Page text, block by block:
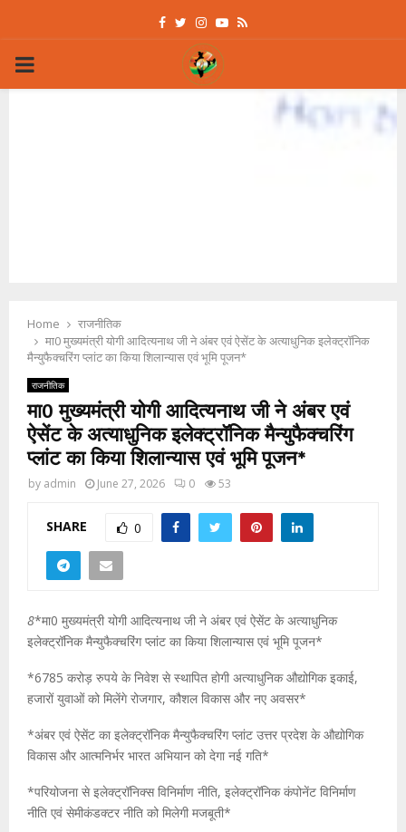
Facebook
Twitter
Instagram
Youtube
Rss
PRIMARY
Home
राजनीतिक
मा0 मुख्यमंत्री योगी आदित्यनाथ जी ने अंबर एवं ऐसेंट के अत्याधुनिक इलेक्ट्रॉनिक
मैन्युफैक्चरिंग प्लांट का किया शिलान्यास एवं भूमि पूजन*
राजनीतिक
मा0 मुख्यमंत्री योगी आदित्यनाथ जी ने अंबर एवं
ऐसेंट के अत्याधुनिक इलेक्ट्रॉनिक मैन्युफैक्चरिंग
प्लांट का किया शिलान्यास एवं भूमि पूजन*
by admin June 27, 2026 0 53
SHARE 0
8*मा0 मुख्यमंत्री योगी आदित्यनाथ जी ने अंबर एवं ऐसेंट के अत्याधुनिक
इलेक्ट्रॉनिक मैन्युफैक्चरिंग प्लांट का किया शिलान्यास एवं भूमि पूजन*
*6785 करोड़ रुपये के निवेश से स्थापित होगी अत्याधुनिक औद्योगिक इकाई,
हजारों युवाओं को मिलेंगे रोजगार, कौशल विकास और नए अवसर*
*अंबर एवं ऐसेंट का इलेक्ट्रॉनिक मैन्युफैक्चरिंग प्लांट उत्तर प्रदेश के औद्योगिक
विकास और आत्मनिर्भर भारत अभियान को देगा नई गति*
*परियोजना से इलेक्ट्रॉनिक्स विनिर्माण नीति, इलेक्ट्रॉनिक कंपोनेंट विनिर्माण
नीति एवं सेमीकंडक्टर नीति को मिलेगी मजबूती*